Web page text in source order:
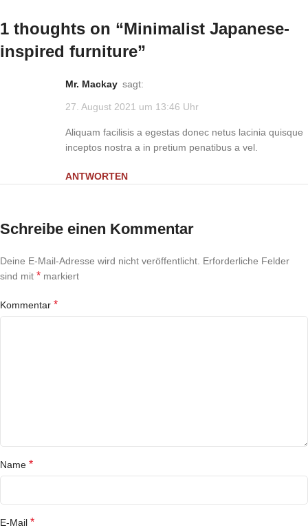
1 thoughts on “Minimalist Japanese-
inspired furniture”
Mr. Mackay sagt:
27. August 2021 um 13:46 Uhr
Aliquam facilisis a egestas donec netus lacinia quisque
inceptos nostra a in pretium penatibus a vel.
ANTWORTEN
Schreibe einen Kommentar
Deine E-Mail-Adresse wird nicht veröffentlicht. Erforderliche Felder
sind mit * markiert
Kommentar *
Name *
E-Mail *